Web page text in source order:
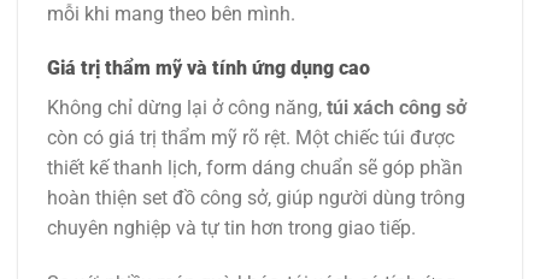
mỗi khi mang theo bên mình.
Giá trị thẩm mỹ và tính ứng dụng cao
Không chỉ dừng lại ở công năng, túi xách công sở
còn có giá trị thẩm mỹ rõ rệt. Một chiếc túi được
thiết kế thanh lịch, form dáng chuẩn sẽ góp phần
hoàn thiện set đồ công sở, giúp người dùng trông
chuyên nghiệp và tự tin hơn trong giao tiếp.